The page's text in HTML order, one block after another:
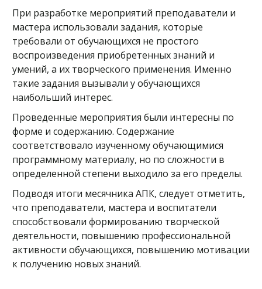
При разработке мероприятий преподаватели и
мастера использовали задания, которые
требовали от обучающихся не простого
воспроизведения приобретенных знаний и
умений, а их творческого применения. Именно
такие задания вызывали у обучающихся
наибольший интерес.
Проведенные мероприятия были интересны по
форме и содержанию. Содержание
соответствовало изученному обучающимися
программному материалу, но по сложности в
определенной степени выходило за его пределы.
Подводя итоги месячника АПК, следует отметить,
что преподаватели, мастера и воспитатели
способствовали формированию творческой
деятельности, повышению профессиональной
активности обучающихся, повышению мотивации
к получению новых знаний.